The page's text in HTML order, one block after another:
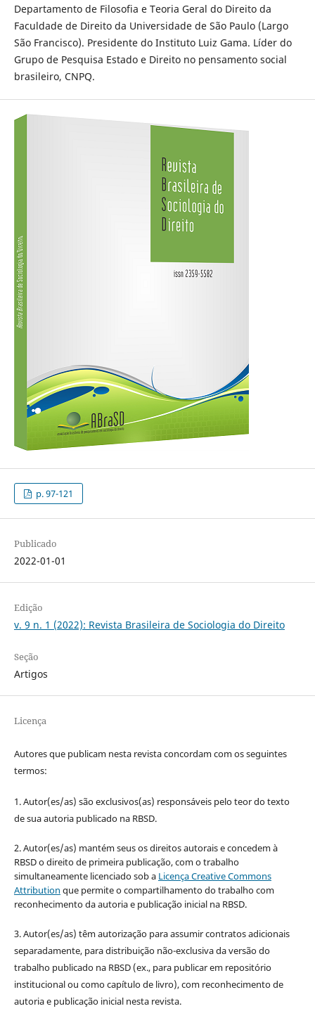
Departamento de Filosofia e Teoria Geral do Direito da
Faculdade de Direito da Universidade de São Paulo (Largo
São Francisco). Presidente do Instituto Luiz Gama. Líder do
Grupo de Pesquisa Estado e Direito no pensamento social
brasileiro, CNPQ.
p. 97-121
Publicado
2022-01-01
Edição
v. 9 n. 1 (2022): Revista Brasileira de Sociologia do Direito
Seção
Artigos
Licença
Autores que publicam nesta revista concordam com os seguintes
termos:
1. Autor(es/as) são exclusivos(as) responsáveis pelo teor do texto
de sua autoria publicado na RBSD.
2. Autor(es/as) mantém seus os direitos autorais e concedem à
RBSD o direito de primeira publicação, com o trabalho
simultaneamente licenciado sob a Licença Creative Commons
Attribution que permite o compartilhamento do trabalho com
reconhecimento da autoria e publicação inicial na RBSD.
3. Autor(es/as) têm autorização para assumir contratos adicionais
separadamente, para distribuição não-exclusiva da versão do
trabalho publicado na RBSD (ex., para publicar em repositório
institucional ou como capítulo de livro), com reconhecimento de
autoria e publicação inicial nesta revista.